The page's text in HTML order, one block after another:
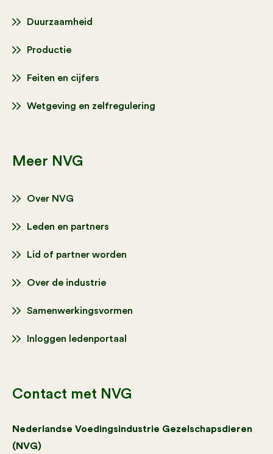
Duurzaamheid
Productie
Feiten en cijfers
Wetgeving en zelfregulering
Meer NVG
Over NVG
Leden en partners
Lid of partner worden
Over de industrie
Samenwerkingsvormen
Inloggen ledenportaal
Contact met NVG
Nederlandse Voedingsindustrie Gezelschapsdieren
(NVG)